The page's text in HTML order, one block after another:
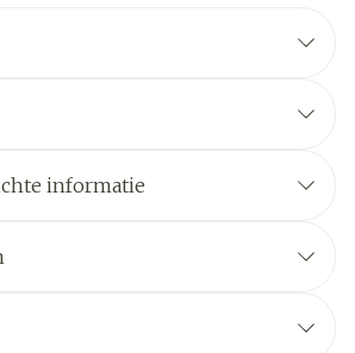
informatie